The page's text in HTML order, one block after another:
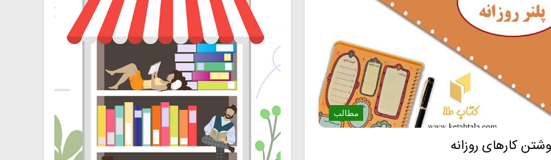
مطالب
کارهای روزانه